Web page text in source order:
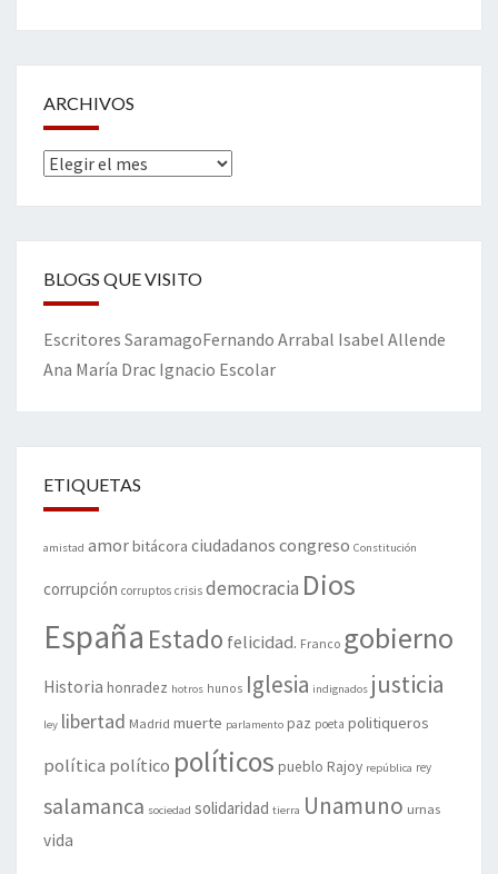
ARCHIVOS
Archivos
BLOGS QUE VISITO
Escritores SaramagoFernando Arrabal Isabel Allende
Ana María Drac Ignacio Escolar
ETIQUETAS
amistad amorbitácora ciudadanos congreso Constitución
corrupción corruptos crisis democracia Dios
España Estado felicidad. Franco gobierno
Historia honradez hotros hunos Iglesia indignados justicia
ley libertad Madrid muerte parlamento paz poeta politiqueros
política político políticos pueblo Rajoy república rey
salamanca sociedad solidaridad tierra Unamuno urnas
vida